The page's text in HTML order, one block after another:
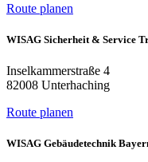
Route planen
WISAG Sicherheit & Service
Inselkammerstraße 4
82008 Unterhaching
Route planen
WISAG Gebäudetechnik